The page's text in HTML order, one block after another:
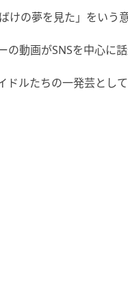
けの夢を見た」をいう
動画がSNSを中心に話
ルたちの一発芸とし